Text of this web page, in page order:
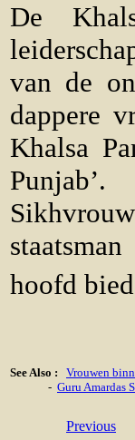
De
van de
dappere
Khalsa
Punjab’.
hoofd
See Also :
Vrouwen
- Guru Amardas
Previous